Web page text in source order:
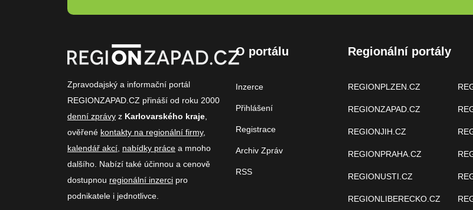
Zpravodajský a informační portál
REGIONZAPAD.CZ přináší od roku 2000
denní zprávy z Karlovarského kraje
ověřené kontakty na regionální firmy,
kalendář akcí nabídky práce a mnoho
dalšího. Nabízí také účinnou a cenově
dostupnou regionální inzerci pro
podnikatele i jednotlivce.
O portálu
Inzerce
Přihlášení
Registrace
Archiv Zpráv
RSS
Regionální portály
REGIONPLZEN.CZ
REGIONZAPAD.CZ
REGIONJIH.CZ
REGIONPRAHA.CZ
REGIONUSTI.CZ
REGIONLIBERECKO.CZ